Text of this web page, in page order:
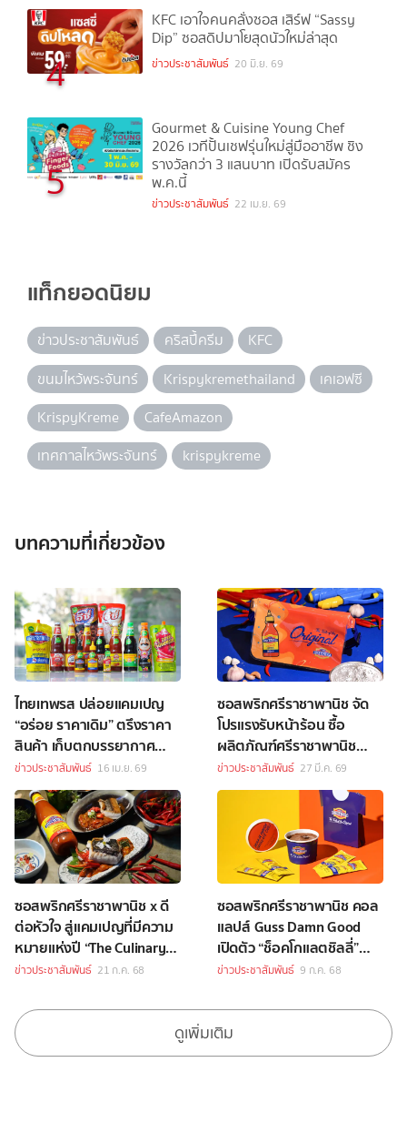
4
KFC เอาใจคนคลั่งซอส เสิร์ฟ “Sassy
Dip” ซอสดิปมาโยสุดนัวใหม่ล่าสุด
ข่าวประชาสัมพันธ์ 20 มิ.ย. 69
5
Gourmet & Cuisine Young Chef
2026 เวทีปั้นเชฟรุ่นใหม่สู่มืออาชีพ ชิง
รางวัลกว่า 3 แสนบาท เปิดรับสมัคร
พ.ค.นี้
ข่าวประชาสัมพันธ์ 22 เม.ย. 69
แท็กยอดนิยม
ข่าวประชาสัมพันธ์ คริสปี้ครีม
KFC
ขนมไหว้พระจันทร์
Krispykremethailand
เคเอฟซี
KrispyKreme
CafeAmazon
เทศกาลไหว้พระจันทร์
krispykreme
บทความที่เกี่ยวข้อง
ไทยเทพรส ปล่อยแคมเปญ
“อร่อย ราคาเดิม” ตรึงราคา
สินค้า เก็บตกบรรยากาศ
พาเหรดสงกรานต์สีลม
ข่าวประชาสัมพันธ์ 16 เม.ย. 69
ซอสพริกศรีราชาพานิช จัด
โปรแรงรับหน้าร้อน ซื้อ
ผลิตภัณฑ์ศรีราชาพานิช
ครบ 159 บาท รับฟรี “กระเป๋า
คาดอกกันน้ำแซ่บซี้ด”
ข่าวประชาสัมพันธ์ 27 มี.ค. 69
ซอสพริกศรีราชาพานิช x ดี
ต่อหัวใจ สู่แคมเปญที่มีความ
หมายแห่งปี “The Culinary
School 0 Baht” ปลุกไฟฝัน
ข่าวประชาสัมพันธ์ 21 ก.ค. 68
ซอสพริกศรีราชาพานิช คอล
แลปส์ Guss Damn Good
เปิดตัว “ช็อคโกแลตชิลลี่”
ไอศกรีมรสชาติจึ้ง
ข่าวประชาสัมพันธ์ 9 ก.ค. 68
ดูเพิ่มเติม